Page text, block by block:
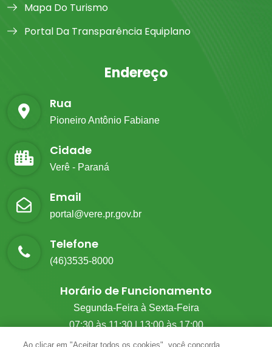
Mapa Do Turismo
Portal Da Transparência Equiplano
Endereço
Rua
Pioneiro Antônio Fabiane
Cidade
Verê - Paraná
Email
portal@vere.pr.gov.br
Telefone
(46)3535-8000
Horário de Funcionamento
Segunda-Feira à Sexta-Feira
07:30 às 11:30 | 13:00 às 17:00
Ao clicar em "Aceitar todos os cookies", você concorda